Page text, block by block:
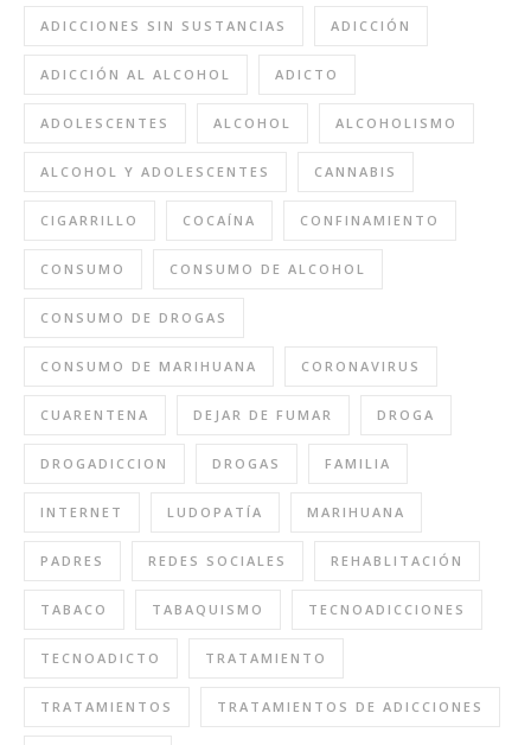
ADICCIONES SIN SUSTANCIAS ADICCIÓN
ADICCIÓN AL ALCOHOL ADICTO
ADOLESCENTES ALCOHOL ALCOHOLISMO
ALCOHOL Y ADOLESCENTES CANNABIS
CIGARRILLO COCAÍNA CONFINAMIENTO
CONSUMO CONSUMO DE ALCOHOL
CONSUMO DE DROGAS
CONSUMO DE MARIHUANA CORONAVIRUS
CUARENTENA DEJAR DE FUMAR DROGA
DROGADICCION DROGAS FAMILIA
INTERNET LUDOPATÍA MARIHUANA
PADRES REDES SOCIALES REHABLITACIÓN
TABACO TABAQUISMO TECNOADICCIONES
TECNOADICTO TRATAMIENTO
TRATAMIENTOS TRATAMIENTOS DE ADICCIONES